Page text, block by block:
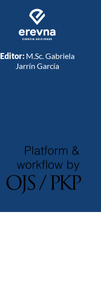
Editor:M.Sc. Gabriela
Jarrín García